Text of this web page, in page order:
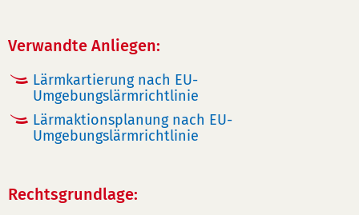
Verwandte Anliegen:
Lärmkartierung nach EU-
Umgebungslärmrichtlinie
Lärmaktionsplanung nach EU-
Umgebungslärmrichtlinie
Rechtsgrundlage: